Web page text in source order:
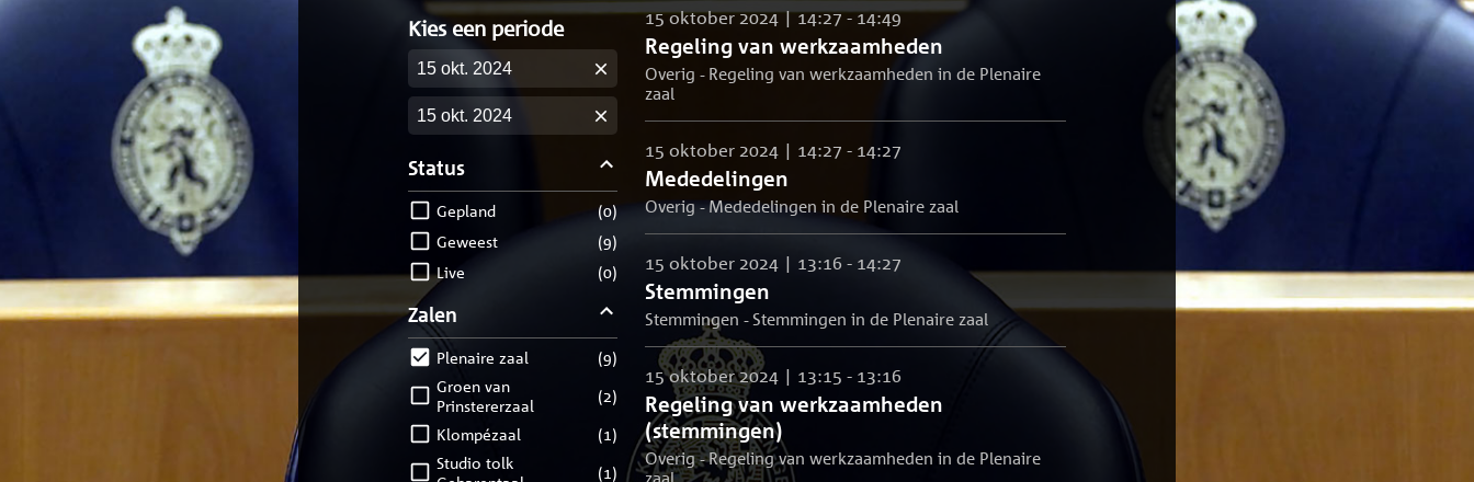
Kies een periode
Startdatum
Einddatum
Status
gepland (0)
geweest
(9)
live
(0)
Zalen
Plenaire zaal (9)
Groen van
Prinstererzaal
(2)
Klompézaal
(1 )
Studio tolk
(1 )
Regeling van werkzaamheden
15 oktober 2024 | 14:27 - 14:49
Overig - Regeling van werkzaamheden in de Plenaire
zaal
Mededelingen
15 oktober 2024 | 14:27 - 14:27
Overig - Mededelingen in de Plenaire zaal
Stemmingen
15 oktober 2024 | 13:16 - 14:27
Stemmingen - Stemmingen in de Plenaire zaal
Regeling van werkzaamheden
(stemmingen)
15 oktober 2024 | 13:15 - 13:16
Overig - Regeling van werkzaamheden in de Plenaire
zaal